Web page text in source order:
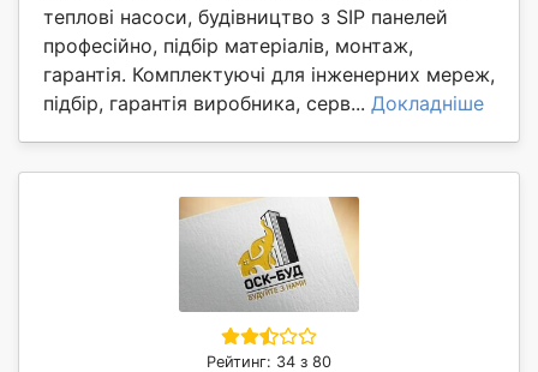
теплові насоси, будівництво з SIP панелей
професійно, підбір матеріалів, монтаж,
гарантія. Комплектуючі для інженерних мереж,
підбір, гарантія виробника, серв... Докладніше
Рейтинг: 34 з 80